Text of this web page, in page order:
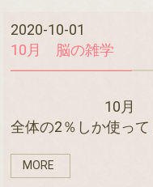
2020-10-01
10月 脳の雑学
10月 脳の
全体の2％しか使って
MORE